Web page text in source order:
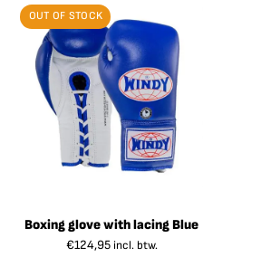
OUT OF STOCK
Boxing glove with lacing Blue
€124,95 incl. btw.